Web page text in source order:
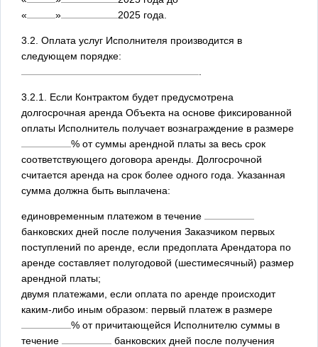
«
» 2025 года.
3.2. Оплата услуг Исполнителя производится в
следующем порядке:
3.2.1. Если Контрактом будет предусмотрена
долгосрочная аренда Объекта на основе фиксированной
оплаты Исполнитель получает вознаграждение в размере
% от суммы арендной платы за весь срок
соответствующего договора аренды. Долгосрочной
считается аренда на срок более одного года. Указанная
сумма должна быть выплачена:
единовременным платежом в течение
банковских дней после получения Заказчиком первых
поступлений по аренде, если предоплата Арендатора по
аренде составляет полугодовой (шестимесячный) размер
арендной платы;
двумя платежами, если оплата по аренде происходит
каким-либо иным образом: первый платеж в размере
% от причитающейся Исполнителю суммы в
течение
банковских дней после получения